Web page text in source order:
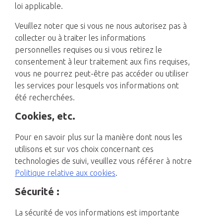
loi applicable.
Veuillez noter que si vous ne nous autorisez pas à
collecter ou à traiter les informations
personnelles requises ou si vous retirez le
consentement à leur traitement aux fins requises,
vous ne pourrez peut-être pas accéder ou utiliser
les services pour lesquels vos informations ont
été recherchées.
Cookies, etc.
Pour en savoir plus sur la manière dont nous les
utilisons et sur vos choix concernant ces
technologies de suivi, veuillez vous référer à notre
Politique relative aux cookies.
Sécurité :
La sécurité de vos informations est importante